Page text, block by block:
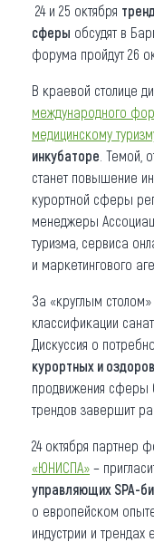
24 и 25 октября
сферы обсудят в
форума пройдут 26
В краевой столице
международного
медицинскому
инкубаторе . Темой,
станет повышение
курортной сферы
менеджеры
туризма, сервиса
и маркетингового
За «круглым
классификации
Дискуссия о
курортных и
продвижения сферы
трендов завершит
24 октября партнер
«ЮНИСПА» –
управляющих SPA-
о европейском
индустрии и трендах